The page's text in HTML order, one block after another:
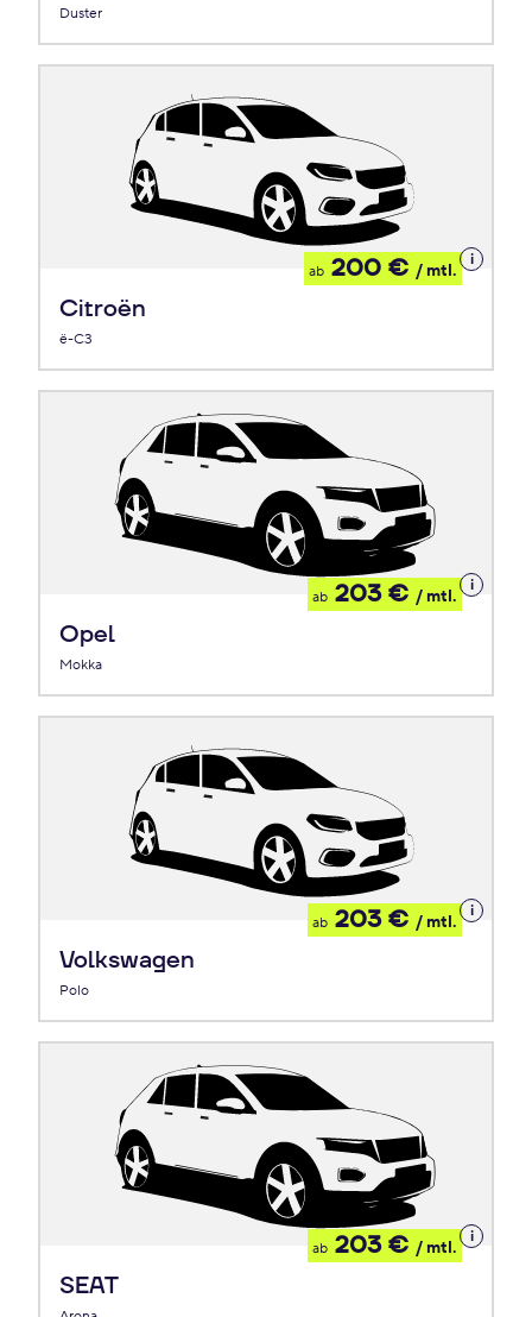
Duster
Citroën
ë-C3
ab 200 € / mtl.
Details
zum
Opel
Mokka
ab 203 € / mtl.
Details
zum
Volkswagen
Polo
ab 203 € / mtl.
Details
zum
SEAT
ab 203 € / mtl.
Details
zum